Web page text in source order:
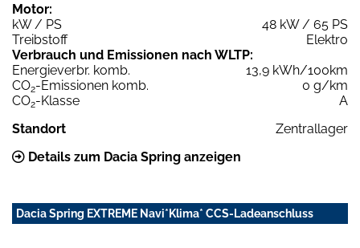
Motor:
kW / PS
48 kW / 65 PS
Treibstoff
Elektro
Verbrauch und Emissionen nach WLTP:
Energieverbr. komb.
13,9 kWh/100km
CO2-Emissionen komb.
0 g/km
CO2-Klasse
A
Standort
Zentrallager
Details zum Dacia Spring anzeigen
Dacia Spring EXTREME Navi*Klima* CCS-Ladeanschluss